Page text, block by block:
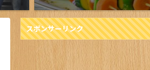
スポンサーリンク